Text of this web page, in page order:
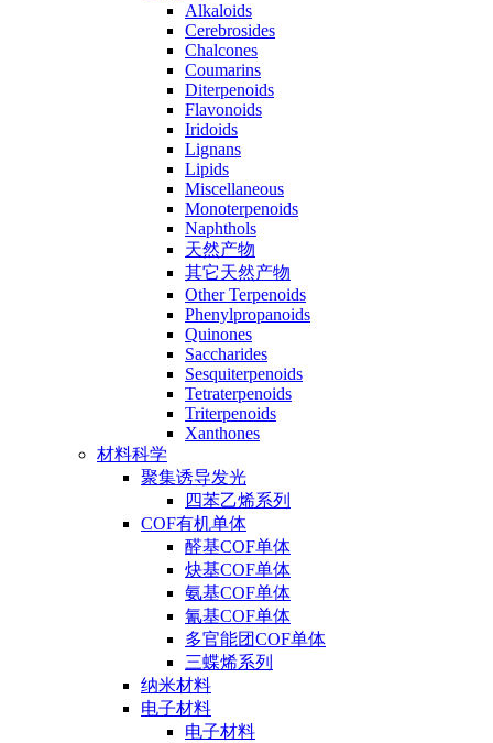
Alkaloids
Cerebrosides
Chalcones
Coumarins
Diterpenoids
Flavonoids
Iridoids
Lignans
Lipids
Miscellaneous
Monoterpenoids
Naphthols
天然产物
其它天然产物
Other Terpenoids
Phenylpropanoids
Quinones
Saccharides
Sesquiterpenoids
Tetraterpenoids
Triterpenoids
Xanthones
材料科学
聚集诱导发光
四苯乙烯系列
COF有机单体
醛基COF单体
炔基COF单体
氨基COF单体
氰基COF单体
多官能团COF单体
三蝶烯系列
纳米材料
电子材料
电子材料